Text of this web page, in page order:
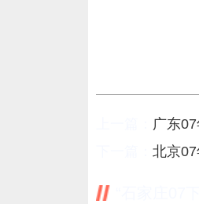
广东
北京